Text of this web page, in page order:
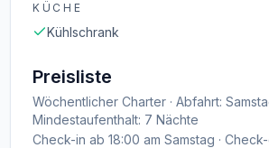
KÜCHE
Kühlschrank
Preisliste
Wöchentlicher Charter · Abfahrt:
Mindestaufenthalt: 7 Nächte
Check-in ab 18:00 am Samstag ·